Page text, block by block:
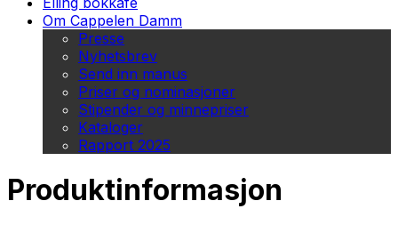
Om Cappelen Damm
Presse
Nyhetsbrev
Send inn manus
Priser og nominasjoner
Stipender og minnepriser
Kataloger
Rapport 2025
Produktinformasjon